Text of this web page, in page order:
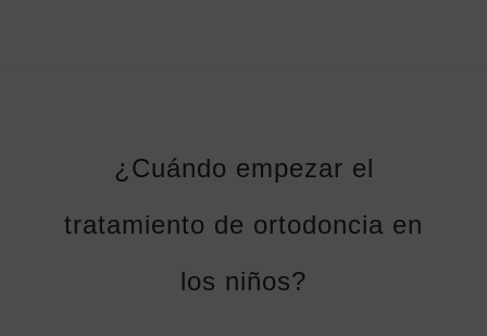
¿Cuándo empezar el
tratamiento de ortodoncia en
los niños?